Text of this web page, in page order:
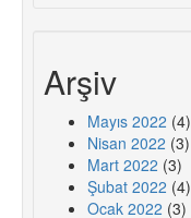
Arşiv
Mayıs 2022 (4)
Nisan 2022 (3)
Mart 2022 (3)
Şubat 2022 (4)
Ocak 2022 (3)